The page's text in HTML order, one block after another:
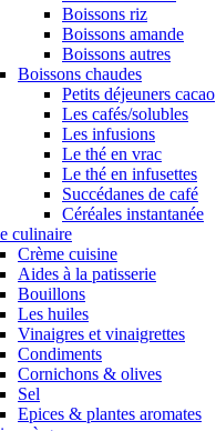
Boissons riz
Boissons amande
Boissons autres
Boissons chaudes
Petits déjeuners cacao
Les cafés/solubles
Les infusions
Le thé en vrac
Le thé en infusettes
Succédanes de café
Céréales instantanée
culinaire
Crème cuisine
Aides à la patisserie
Bouillons
Les huiles
Vinaigres et vinaigrettes
Condiments
Cornichons & olives
Sel
Epices & plantes aromates